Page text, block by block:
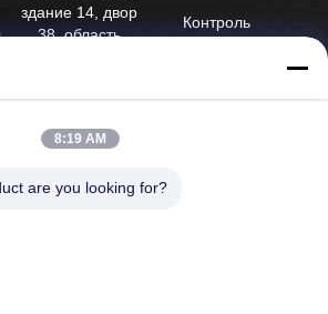
здание 14, двор
38, область
пожалуйста
Китай.
Контроль
8:19 AM
are you looking for?